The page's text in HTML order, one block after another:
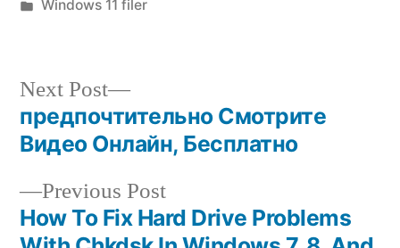
by
Posted
Windows 11 filer
Post
navigation
Previous PostPrevious
post:
How To Fix Hard Drive Problems
Next Post
Next
post:
предпочтительно Смотрите
Видео Онлайн, Бесплатно